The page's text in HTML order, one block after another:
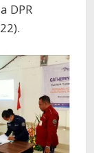
DPR